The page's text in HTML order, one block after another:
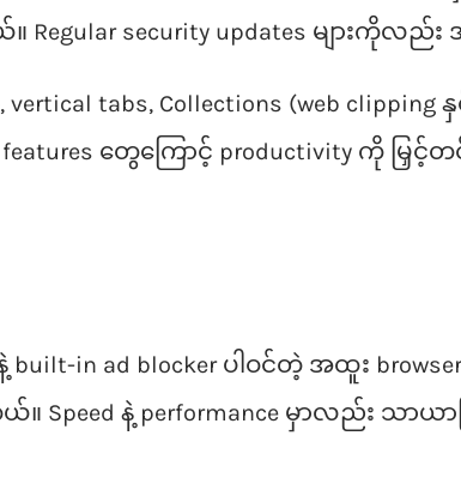
Regular security updates များကိုလည်
tabs, Collections (web clipping
တွေကြောင့် productivity ကို မြှင့်တင်
in ad blocker ပါဝင်တဲ့ အထူး browser
နဲ့ performance မှာလည်း သာယာပ